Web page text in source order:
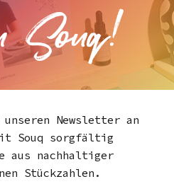
Newsletter an
Souq sorgfältig
aus nachhaltiger
Stückzahlen.